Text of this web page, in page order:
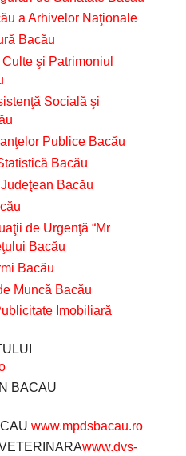
a Arhivelor Naţionale
Bacău
şi Patrimoniul
Socială şi
Publice Bacău
Bacău
Bacău
de Urgenţă “Mr
Bacău
Bacău
Muncă Bacău
Imobiliară
BACAU
www.mpdsbacau.ro
www.dvs-